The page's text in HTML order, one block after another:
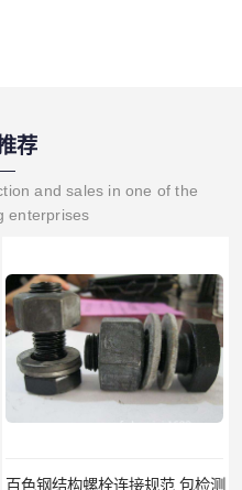
荐
and sales in one of the
enterprises
百色钢结构螺栓连接规范 包检测